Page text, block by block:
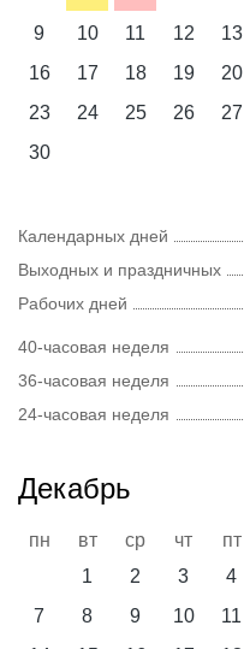
9
10 11 12 13
16
17 18 19 20
23
24 25 26 27
30
Календарных дней
Выходных и праздничных
Рабочих дней
40-часовая неделя
36-часовая неделя
24-часовая неделя
Декабрь
пн вт ср чт пт
1
2 3 4
7
8 9 10 11